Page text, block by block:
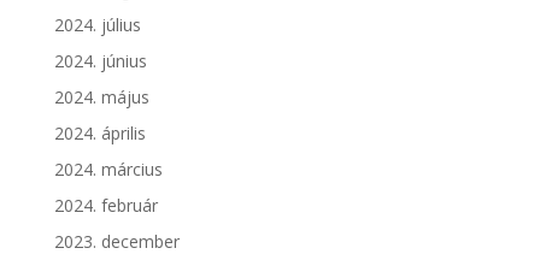
2024. július
2024. június
2024. május
2024. április
2024. március
2024. február
2023. december